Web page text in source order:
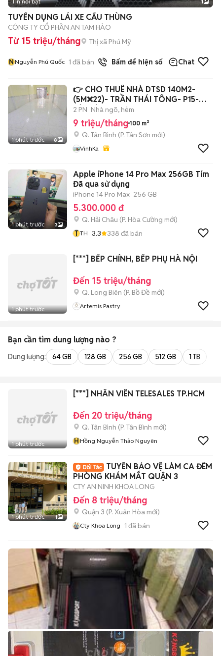
1
TUYỂN DỤNG LÁI XE CẨU THÙNG
CÔNG TY CỔ PHẦN AN TAM HẢO
Từ 15 triệu/tháng Thị xã Phú Mỹ
NNguyễn Phú Quốc 1 đã bán Bấm để hiện số Chat
1 phút trước 8
👉 CHO THUÊ NHÀ DTSD 140M2-
(5M❌22)- TRẦN THÁI TÔNG- P15-
TÂN BÌNH.
2 PN Nhà ngõ, hẻm
9 triệu/tháng 100 m²
Q. Tân Bình (P. Tân Sơn mới)
VinhKa
1 phút trước 3
Apple iPhone 14 Pro Max 256GB Tím
Đã qua sử dụng
iPhone 14 Pro Max 256 GB
5.300.000 đ
Q. Hải Châu (P. Hòa Cường mới)
T TH 3.3 338 đã bán
1 phút trước
[***] BẾP CHÍNH, BẾP PHỤ HÀ NỘI
Đến 15 triệu/tháng
Q. Long Biên (P. Bồ Đề mới)
Artemis Pastry
Bạn cần tìm dung lượng nào ?
Dung lượng: 64 GB 128 GB 256 GB 512 GB 1 TB
1 phút trước
[***] NHÂN VIÊN TELESALES TP.HCM
Đến 20 triệu/tháng
Q. Tân Bình (P. Tân Bình mới)
HHồng Nguyễn Thảo Nguyên
1 phút trước 1
TUYỂN BẢO VỆ LÀM CA ĐÊM
PHÒNG KHÁM MẮT QUẬN 3
CTY AN NINH KHOA LONG
Đến 8 triệu/tháng
Quận 3 (P. Xuân Hòa mới)
Cty Khoa Long 1 đã bán